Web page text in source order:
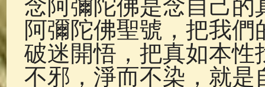
念阿彌陀佛是念自己
阿彌陀佛聖號，把我
破迷開悟，把真如本
不邪，淨而不染，就是